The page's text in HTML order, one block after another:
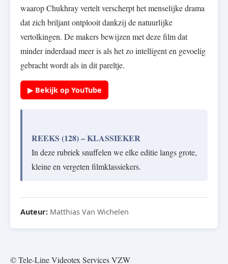
waarop Chukhray vertelt verscherpt het menselijke drama
dat zich briljant ontplooit dankzij de natuurlijke
vertolkingen. De makers bewijzen met deze film dat
minder inderdaad meer is als het zo intelligent en gevoelig
gebracht wordt als in dit pareltje.
▶ Bekijk op YouTube
REEKS (128) – KLASSIEKER
In deze rubriek snuffelen we elke editie langs grote,
kleine en vergeten filmklassiekers.
Auteur: Matthias Van Wichelen
© Tele-Line Videotex Services VZW